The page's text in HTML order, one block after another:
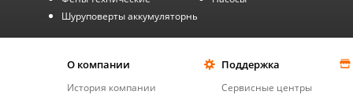
Шуруповерты аккумуляторные
О компании
История компании
Поддержка
Сервисные центры